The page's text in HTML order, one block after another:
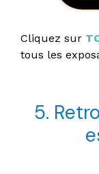
Cliquez sur
tous les
5.